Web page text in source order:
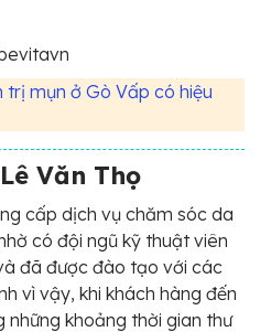
trị mụn ở Gò Vấp có hiệu
Văn Thọ
cấp dịch vụ chăm sóc da
có đội ngũ kỹ thuật viên
đã được đào tạo với các
vì vậy, khi khách hàng đến
khoảng thời gian thư